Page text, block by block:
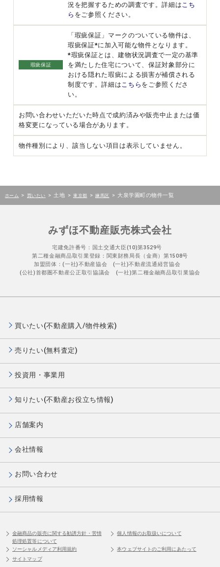
況を把握するための調査です。詳細は こち
ら をご参照ください。
瑕疵保証
「瑕疵保証」マークのついている物件は、
瑕疵保証*に加入可能な物件となります。
*瑕疵保証とは、建物状況調査で一定の基準
を満たした住宅について、保証対象部分に
おける隠れた瑕疵による損害が補償される
制度です。詳細は こちら をご参照くださ
い。
お問い合わせいただいた時点で成約済みや販売中止または価
格変更になっている場合があります。
物件種別により、該当しない項目は表示していません。
ホーム > 買いたい > 土地 > 東京都 > 練馬区 > 大泉学園町の物件一覧
みずほ不動産販売株式会社
宅建免許番号：国土交通大臣(10)第3529号
第二種金融商品取引業登録：関東財務局長（金商）第1508号
加盟団体：(一社)不動産協会 (一社)不動産流通経営協会
(公社)首都圏不動産公正取引協議会 (一社)第二種金融商品取引業協会
買いたい(不動産購入/物件検索)
売りたい(無料査定)
投資用・事業用
知りたい(不動産お役立ち情報)
店舗案内
会社情報
お問い合わせ
採用情報
金融商品の販売に関する勧誘方針・苦情
処理処置等について
個人情報のお取扱いについて
ソーシャルメディア利用規約
本ウェブサイトのご利用にあたって
サイトマップ